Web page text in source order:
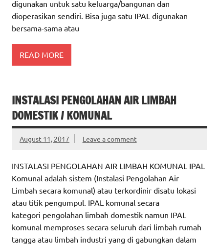
digunakan untuk satu keluarga/bangunan dan
dioperasikan sendiri. Bisa juga satu IPAL digunakan
bersama-sama atau
READ MORE
INSTALASI PENGOLAHAN AIR LIMBAH
DOMESTIK / KOMUNAL
August 11, 2017 Leave a comment
INSTALASI PENGOLAHAN AIR LIMBAH KOMUNAL IPAL
Komunal adalah sistem (Instalasi Pengolahan Air
Limbah secara komunal) atau terkordinir disatu lokasi
atau titik pengumpul. IPAL komunal secara
kategori pengolahan limbah domestik namun IPAL
komunal memproses secara seluruh dari limbah rumah
tangga atau limbah industri yang di gabungkan dalam